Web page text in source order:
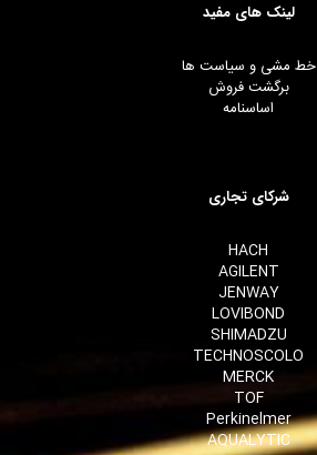
لینک های مفید
خط مشی و سیاست ها
برگشت فروش
اساسنامه
شرکای تجاری
HACH
AGILENT
JENWAY
LOVIBOND
SHIMADZU
TECHNOSCOLO
MERCK
TOF
Perkinelmer
AQUALYTIC